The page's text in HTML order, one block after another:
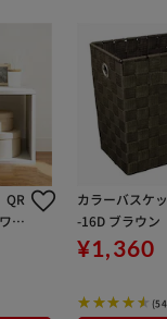
QR
イ
カラーバスケ
-16D ブラウン
¥1,360